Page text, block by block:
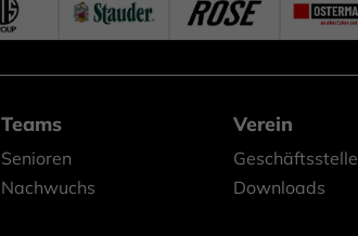
Teams
Senioren
Nachwuchs
Verein
Geschäftsstelle
Downloads